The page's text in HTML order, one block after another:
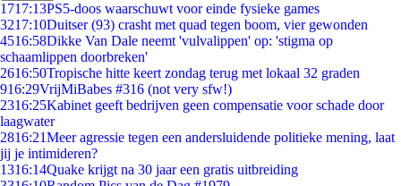
1717:13PS5-doos waarschuwt voor einde fysieke games
3217:10Duitser (93) crasht met quad tegen boom, vier gewonden
4516:58Dikke Van Dale neemt 'vulvalippen' op: 'stigma op
schaamlippen doorbreken'
2616:50Tropische hitte keert zondag terug met lokaal 32 graden
916:29VrijMiBabes #316 (not very sfw!)
2316:25Kabinet geeft bedrijven geen compensatie voor schade door
laagwater
2816:21Meer agressie tegen een andersluidende politieke mening, laat
jij je intimideren?
1316:14Quake krijgt na 30 jaar een gratis uitbreiding